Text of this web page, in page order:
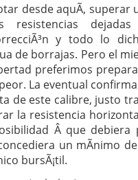
desde aquÃ­, superar
resistencias
y todo lo
de borrajas. Pero el
preferimos
La eventual
de este calibre, justo
la resistencia
Â que debiera
un mÃ­nimo
bursÃ¡til.